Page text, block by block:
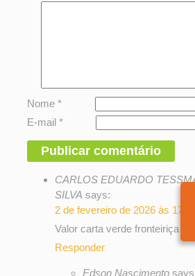
Nome*
E-mail*
CARLOS EDUARDO
SILVA says:
2 de fevereiro de 2026 às 17:12
Valor carta verde fronteiriça
Responder
Edson Nascimento